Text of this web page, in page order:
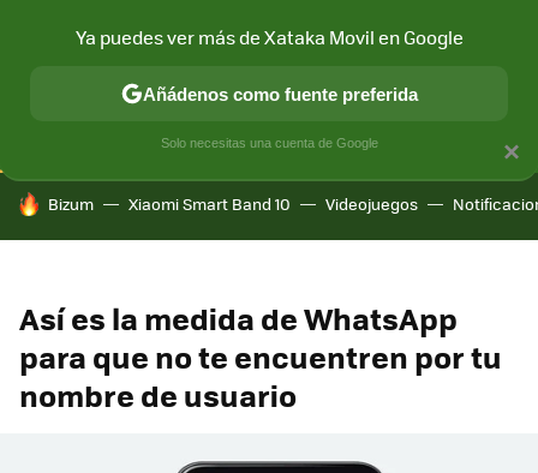
CONECTIVIDAD MÓVIL Y SOCIEDAD APLICACIONES
HOY SE HABLA DE
Bizum Xiaomi Smart Band 10 Videojuegos
Así es la medida de WhatsApp
para que no te encuentren por tu
nombre de usuario
×
Ya puedes ver más de Xataka Movil en Google
Añádenos como fuente preferida
Solo necesitas una cuenta de Google